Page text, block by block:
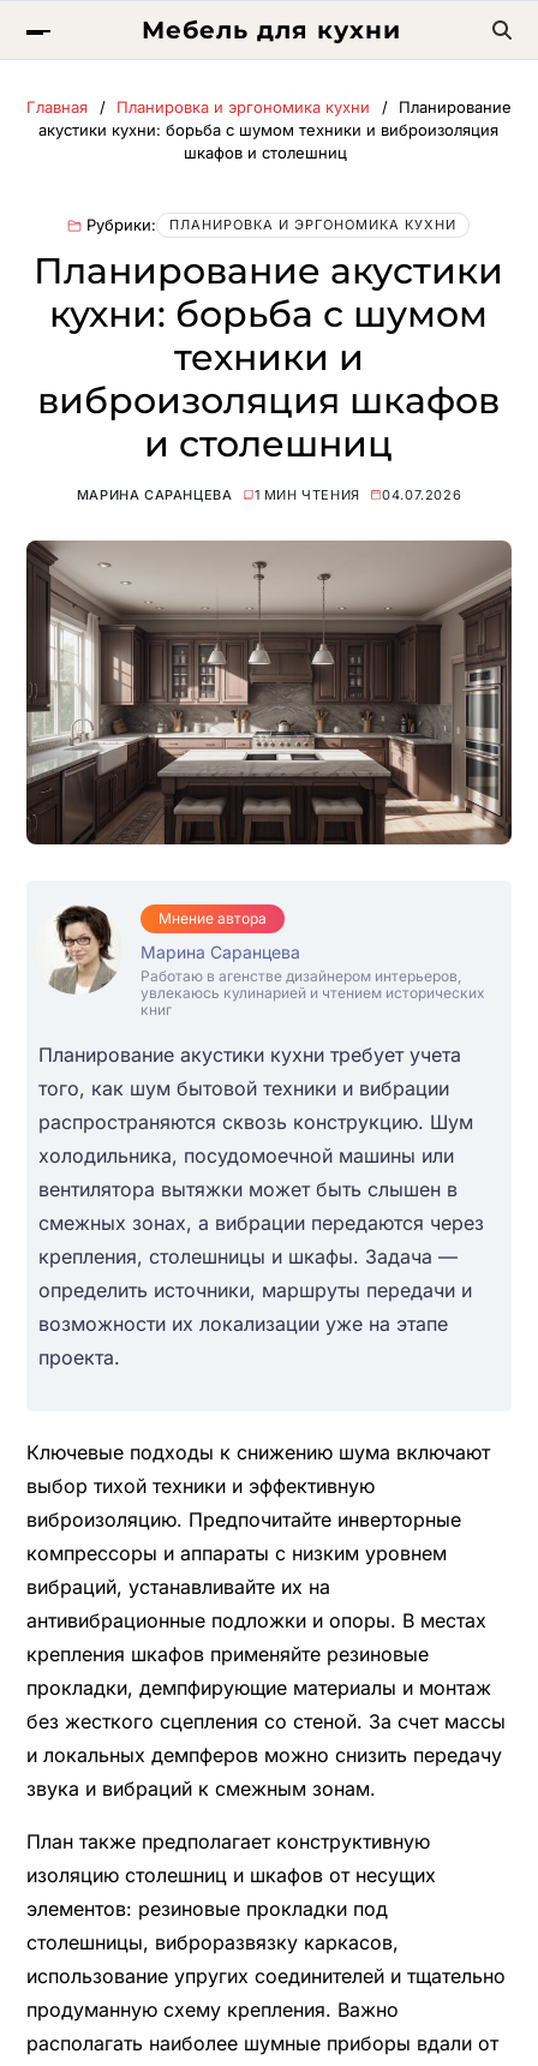
Мебель для кухни
Главная Планировка и эргономика кухни
Планирование
акустики кухни: борьба с шумом техники и виброизоляция
шкафов и столешниц
Рубрики: ПЛАНИРОВКА И ЭРГОНОМИКА КУХНИ
Планирование акустики
кухни: борьба с шумом
техники и
виброизоляция шкафов
и столешниц
МАРИНА САРАНЦЕВА 1 МИН ЧТЕНИЯ 04.07.2026
Мнение автора
Марина Саранцева
Работаю в агенстве дизайнером интерьеров,
увлекаюсь кулинарией и чтением исторических
книг
Планирование акустики кухни требует учета
того, как шум бытовой техники и вибрации
распространяются сквозь конструкцию. Шум
холодильника, посудомоечной машины или
вентилятора вытяжки может быть слышен в
смежных зонах, а вибрации передаются через
крепления, столешницы и шкафы. Задача —
определить источники, маршруты передачи и
возможности их локализации уже на этапе
проекта.
Ключевые подходы к снижению шума включают
выбор тихой техники и эффективную
виброизоляцию. Предпочитайте инверторные
компрессоры и аппараты с низким уровнем
вибраций, устанавливайте их на
антивибрационные подложки и опоры. В местах
крепления шкафов применяйте резиновые
прокладки, демпфирующие материалы и монтаж
без жесткого сцепления со стеной. За счет массы
и локальных демпферов можно снизить передачу
звука и вибраций к смежным зонам.
План также предполагает конструктивную
изоляцию столешниц и шкафов от несущих
элементов: резиновые прокладки под
столешницы, виброразвязку каркасов,
использование упругих соединителей и тщательно
продуманную схему крепления. Важно
располагать наиболее шумные приборы вдали от